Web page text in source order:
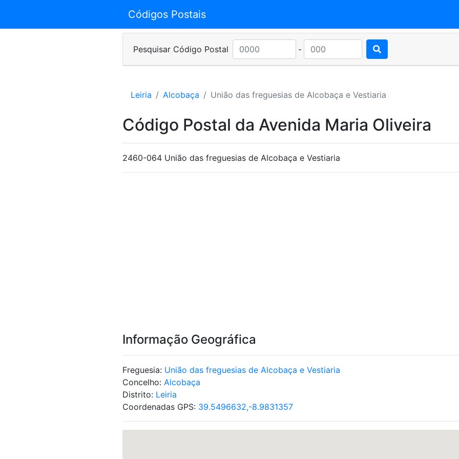
Códigos Postais
Pesquisar Código Postal -
Leiria Alcobaça União das freguesias de Alcobaça e Vestiaria
Código Postal da Avenida Maria Oliveira
2460-064 União das freguesias de Alcobaça e Vestiaria
Informação Geográfica
Freguesia: União das freguesias de Alcobaça e Vestiaria
Concelho: Alcobaça
Distrito: Leiria
Coordenadas GPS: 39.5496632,-8.9831357